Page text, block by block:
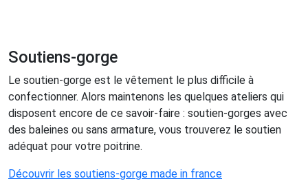
Soutiens-gorge
Le soutien-gorge est le vêtement le plus difficile à
confectionner. Alors maintenons les quelques ateliers qui
disposent encore de ce savoir-faire : soutien-gorges avec
des baleines ou sans armature, vous trouverez le soutien
adéquat pour votre poitrine.
Découvrir les soutiens-gorge made in france